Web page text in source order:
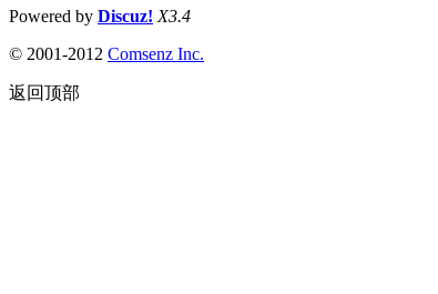
Powered by Discuz! X3.4
© 2001-2012 Comsenz Inc.
返回顶部